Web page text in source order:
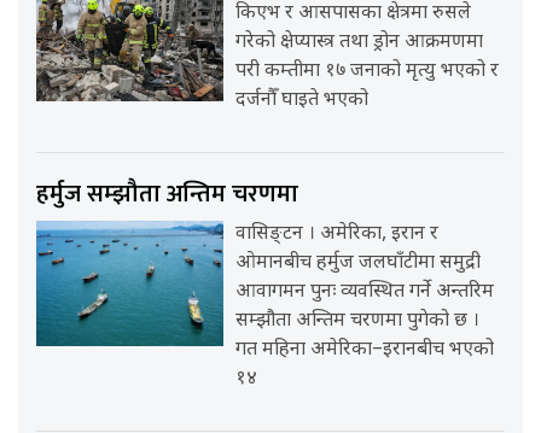
किएभ र आसपासका क्षेत्रमा रुसले
गरेको क्षेप्यास्त्र तथा ड्रोन आक्रमणमा
परी कम्तीमा १७ जनाको मृत्यु भएको र
दर्जनौँ घाइते भएको
हर्मुज सम्झौता अन्तिम चरणमा
वासिङ्टन । अमेरिका, इरान र
ओमानबीच हर्मुज जलघाँटीमा समुद्री
आवागमन पुनः व्यवस्थित गर्ने अन्तरिम
सम्झौता अन्तिम चरणमा पुगेको छ ।
गत महिना अमेरिका–इरानबीच भएको
१४